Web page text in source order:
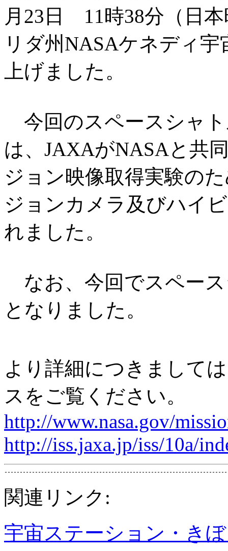
月23日 11時38分（日
リダ州NASAケネディ
上げました。
今回のスペースシャ
は、JAXAがNASAと共
ジョン映像取得実験の
ジョンカメラ及びハイ
れました。
なお、今回でスペー
となりました。
より詳細につきまして
スをご覧ください。
http://www.nasa.gov/
http://iss.jaxa.jp/iss/10a/
関連リンク:
宇宙ステーション・き